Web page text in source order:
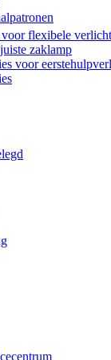
flexibele
zaklamp
voor